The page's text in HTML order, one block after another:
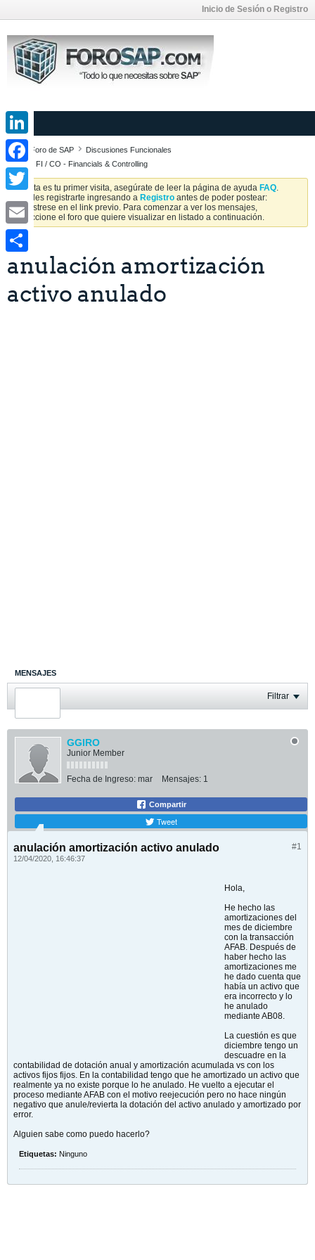
Inicio de Sesión o Registro
Foro de SAP
Discusiones Funcionales
SAP FI / CO - Financials & Controlling
Si esta es tu primer visita, asegúrate de leer la página de ayuda FAQ.
Puedes registrarte ingresando a Registro antes de poder postear:
Regístrese en el link previo. Para comenzar a ver los mensajes,
seleccione el foro que quiere visualizar en listado a continuación.
anulación amortización
activo anulado
MENSAJES
ÚLTIMA ACTIVIDAD Filtrar
GGIRO
Junior Member
Fecha de Ingreso: mar Mensajes: 1
Compartir
Tweet
#1
anulación amortización activo anulado
12/04/2020, 16:46:37
Hola,
He hecho las
amortizaciones del
mes de diciembre
con la transacción
AFAB. Después de
haber hecho las
amortizaciones me
he dado cuenta que
había un activo que
era incorrecto y lo
he anulado
mediante AB08.
La cuestión es que
diciembre tengo un
descuadre en la
contabilidad de dotación anual y amortización acumulada vs con los
activos fijos fijos. En la contabilidad tengo que he amortizado un activo que
realmente ya no existe porque lo he anulado. He vuelto a ejecutar el
proceso mediante AFAB con el motivo reejecución pero no hace ningún
negativo que anule/revierta la dotación del activo anulado y amortizado por
error.
Alguien sabe como puedo hacerlo?
Etiquetas: Ninguno
LinkedIn
Facebook
Twitter
Email
Share